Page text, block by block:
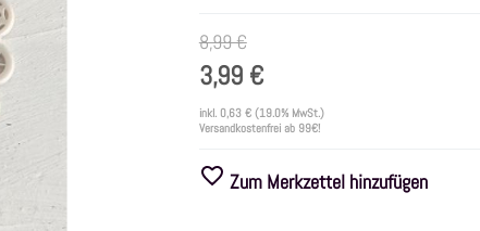
8,99 €
3,99 €
inkl. 0,63 €(19.0% MwSt.)
Versandkostenfrei ab 99€!
Zum Merkzettel hinzufügen